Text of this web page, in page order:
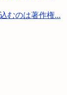
むのは著作権...